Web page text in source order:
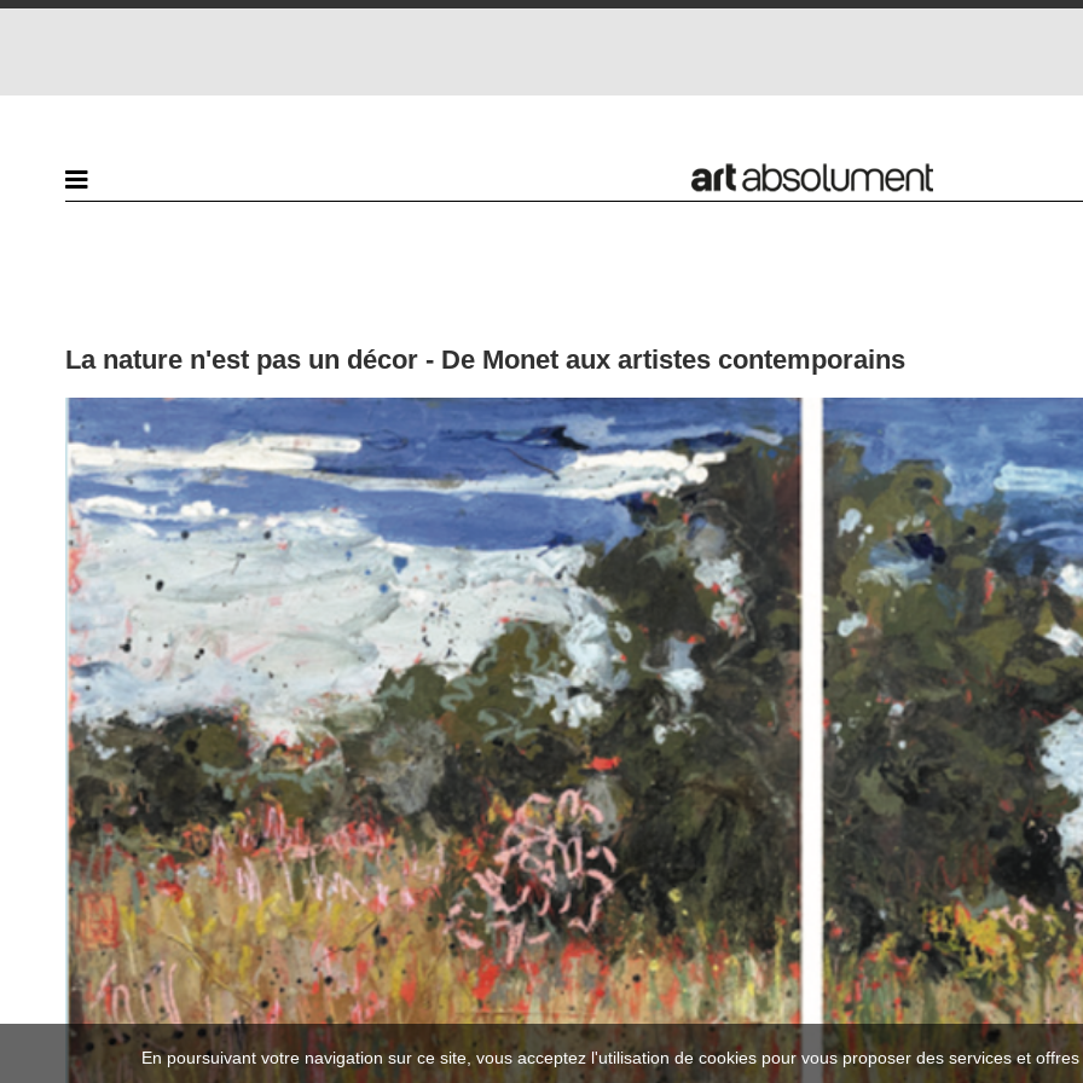
La nature n'est pas un décor - De Monet aux artistes contemporains
En poursuivant votre navigation sur ce site, vous acceptez l'utilisation de cookies pour vous proposer des services et